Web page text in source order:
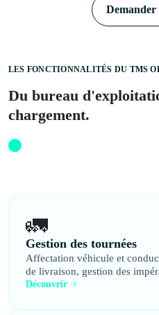
Demander
LES FONCTIONNALITÉS DU TMS
Du bureau
chargement.
🚛
Gestion des tournées
Affectation véhicule et
de livraison, gestion des
Découvrir